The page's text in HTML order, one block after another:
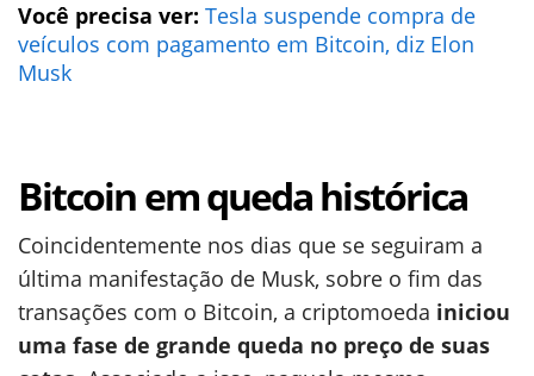
Você precisa ver: Tesla suspende compra de
veículos com pagamento em Bitcoin, diz Elon
Musk
Bitcoin em queda histórica
Coincidentemente nos dias que se seguiram a
última manifestação de Musk, sobre o fim das
transações com o Bitcoin, a criptomoeda iniciou
uma fase de grande queda no preço de suas